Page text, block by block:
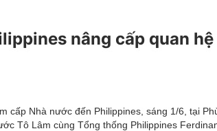
nâng cấp quan
cấp Nhà nước đến Philippines, sáng 1/6, tại
Tô Lâm cùng Tổng thống Philippines